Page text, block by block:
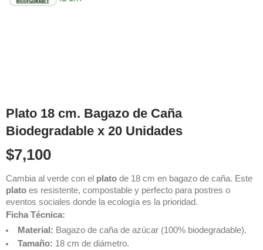
Plato 18 cm. Bagazo de Caña
Biodegradable x 20 Unidades
$7,100
Cambia al verde con el plato de 18 cm en bagazo de caña. Este
plato es resistente, compostable y perfecto para postres o
eventos sociales donde la ecología es la prioridad.
Ficha Técnica:
Material: Bagazo de caña de azúcar (100% biodegradable).
Tamaño: 18 cm de diámetro.